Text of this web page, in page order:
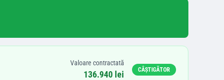
Valoare contractată
136.940 lei CÂȘTIGĂTOR